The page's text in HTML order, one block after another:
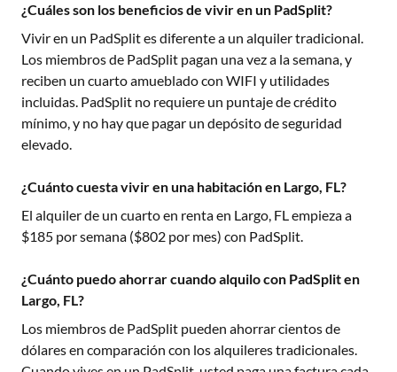
¿Cuáles son los beneficios de vivir en un PadSplit?
Vivir en un PadSplit es diferente a un alquiler tradicional.
Los miembros de PadSplit pagan una vez a la semana, y
reciben un cuarto amueblado con WIFI y utilidades
incluidas. PadSplit no requiere un puntaje de crédito
mínimo, y no hay que pagar un depósito de seguridad
elevado.
¿Cuánto cuesta vivir en una habitación en Largo, FL?
El alquiler de un cuarto en renta en Largo, FLempieza a
$185 por semana ($802 por mes) con PadSplit.
¿Cuánto puedo ahorrar cuando alquilo con PadSplit en
Largo, FL?
Los miembros de PadSplit pueden ahorrar cientos de
dólares en comparación con los alquileres tradicionales.